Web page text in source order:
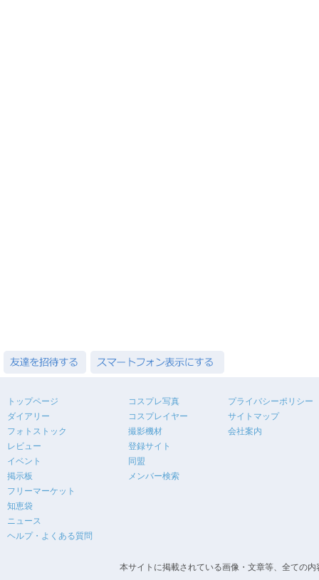
トップページ
ダイアリー
フォトストック
レビュー
イベント
掲示板
フリーマーケット
知恵袋
ニュース
ヘルプ・よくある質問
コスプレ写真
コスプレイヤー
撮影機材
登録サイト
同盟
メンバー検索
プライバシーポリシー
サイトマップ
会社案内
本サイトに掲載されている画像・文章等、全ての